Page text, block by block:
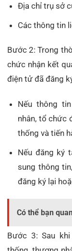
Địa chỉ trụ sở
Các thông tin
Bước 2: Trong
chức nhận kết
điện tử đã đăng
Nếu thông
nhân, tổ chức
thống và tiến
Nếu đăng ký
sung thông
đăng ký lại
Có thể bạn
Bước 3: Sau